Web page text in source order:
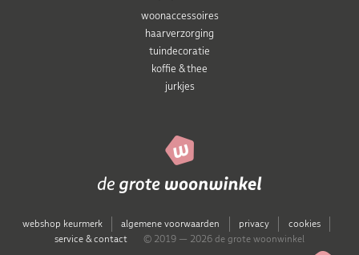
woonaccessoires
haarverzorging
tuindecoratie
koffie & thee
jurkjes
webshop keurmerk algemene voorwaarden privacy
cookies
service & contact
© 2019 — 2026 de grote woonwinkel